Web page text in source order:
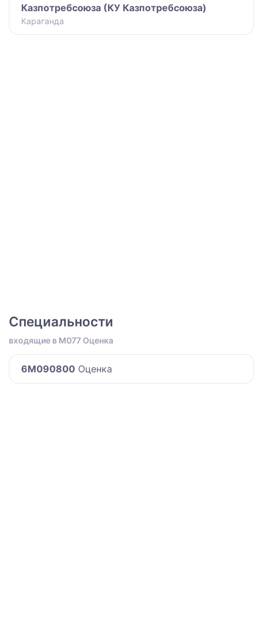
Казпотребсоюза (КУ Казпотребсоюза)
Караганда
Специальности
входящие в M077 Оценка
6M090800 Оценка